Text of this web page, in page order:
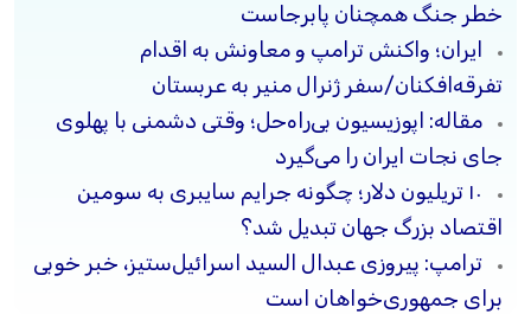
خطر جنگ همچنان پابرجاست
ایران؛ واکنش ترامپ و معاونش به اقدام
تفرقه‌افکنان/سفر ژنرال منیر به عربستان
مقاله: اپوزیسیون بی‌راه‌حل؛ وقتی دشمنی با پهلوی
جای نجات ایران را می‌گیرد
۱۰ تریلیون دلار؛ چگونه جرایم سایبری به سومین
اقتصاد بزرگ جهان تبدیل شد؟
ترامپ: پیروزی عبدال السید اسرائیل‌ستیز، خبر خوبی
برای جمهوری‌خواهان است